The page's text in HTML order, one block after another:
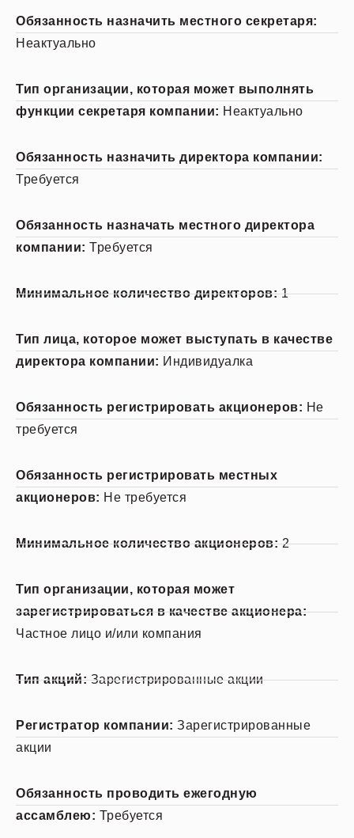
Обязанность назначить местного секретаря:
Неактуально
Тип организации, которая может выполнять
функции секретаря компании: Неактуально
Обязанность назначить директора компании:
Требуется
Обязанность назначать местного директора
компании: Требуется
Минимальное количество директоров:1
Тип лица, которое может выступать в качестве
директора компании: Индивидуалка
Обязанность регистрировать акционеров: Не
требуется
Обязанность регистрировать местных
акционеров: Не требуется
Минимальное количество акционеров:2
Тип организации, которая может
зарегистрироваться в качестве акционера:
Частное лицо и/или компания
Тип акций:Зарегистрированные акции
Регистратор компании: Зарегистрированные
акции
Обязанность проводить ежегодную
ассамблею: Требуется